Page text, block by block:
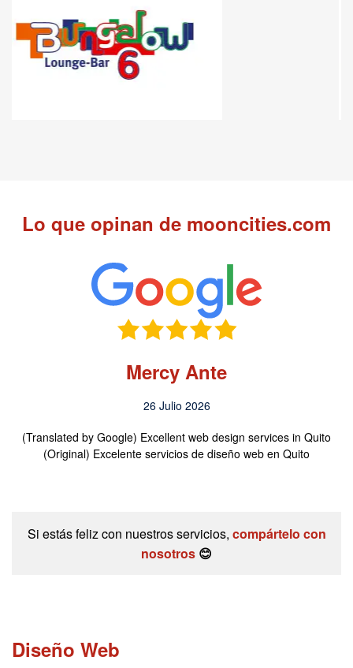
Lo que opinan de mooncities.com
Mercy Ante
26 Julio 2026
(Translated by Google) Excellent web design services in Quito
(Original) Excelente servicios de diseño web en Quito
Si estás feliz con nuestros servicios, compártelo con
nosotros 😊
Diseño Web